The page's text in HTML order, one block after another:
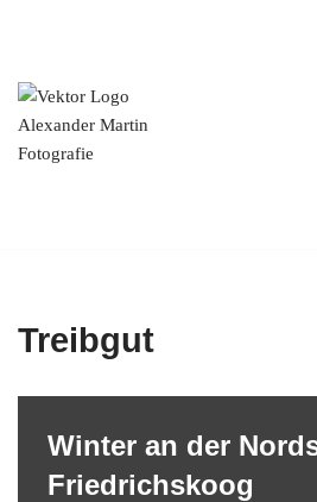
Inhalt
springen
Treibgut
Winter an der
Friedrichskoog